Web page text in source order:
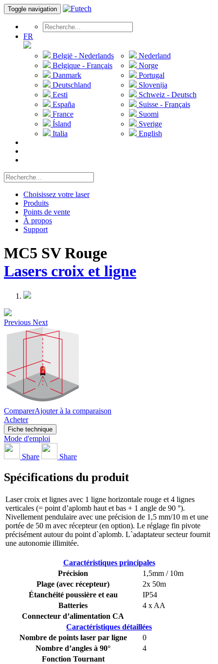
Toggle navigation
FR
België - Nederlands
Belgique - Français
Danmark
Deutschland
Eesti
España
France
Ísland
Italia
Nederland
Norge
Portugal
Slovenija
Schweiz - Deutsch
Suisse - Français
Suomi
Sverige
English
Choisissez votre laser
Produits
Points de vente
À propos
Support
MC5 SV Rouge
Lasers croix et ligne
Previous Next
ComparerAjouter à la comparaison
Acheter
Fiche technique
Mode d'emploi
Share Share
Spécifications du produit
Laser croix et lignes avec 1 ligne horizontale rouge et 4 lignes
verticales (= point d’aplomb haut et bas + 1 angle de 90 °).
Nivellement pendulaire avec une précision de 1,5 mm/10 m et une
portée de 50 m avec récepteur (en option). Le réglage fin pivote
précisément autour du point d`aplomb. L`adaptateur secteur fournit
une autonomie illimitée.
Caractéristiques principales
Précision
1,5mm / 10m
Plage (avec récepteur)
2x 50m
Étanchéité poussière et eau
IP54
Batteries
4 x AA
Connecteur d’alimentation CA
Caractéristiques détaillées
Nombre de points laser par ligne
0
Nombre d’angles à 90°
4
Fonction Tournant